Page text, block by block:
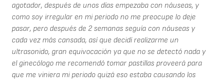
agotador, después de unos días empezaba con náuseas, y
como soy irregular en mi periodo no me preocupe lo deje
pasar, pero después de 2 semanas seguía con náuseas y
cada vez más cansada, así que decidí realizarme un
ultrasonido, gran equivocación ya que no se detectó nada y
el ginecólogo me recomendó tomar pastillas proveerá para
que me viniera mi periodo quizá eso estaba causando los